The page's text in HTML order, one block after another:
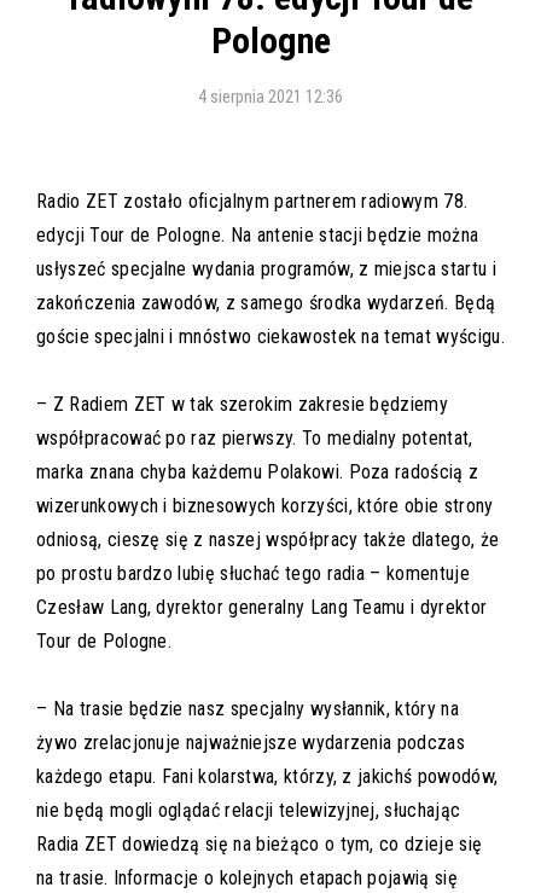
Pologne
4 sierpnia 2021 12:36
Radio ZET zostało oficjalnym partnerem radiowym 78.
edycji Tour de Pologne. Na antenie stacji będzie można
usłyszeć specjalne wydania programów, z miejsca startu i
zakończenia zawodów, z samego środka wydarzeń. Będą
goście specjalni i mnóstwo ciekawostek na temat wyścigu.
– Z Radiem ZET w tak szerokim zakresie będziemy
współpracować po raz pierwszy. To medialny potentat,
marka znana chyba każdemu Polakowi. Poza radością z
wizerunkowych i biznesowych korzyści, które obie strony
odniosą, cieszę się z naszej współpracy także dlatego, że
po prostu bardzo lubię słuchać tego radia – komentuje
Czesław Lang, dyrektor generalny Lang Teamu i dyrektor
Tour de Pologne.
– Na trasie będzie nasz specjalny wysłannik, który na
żywo zrelacjonuje najważniejsze wydarzenia podczas
każdego etapu. Fani kolarstwa, którzy, z jakichś powodów,
nie będą mogli oglądać relacji telewizyjnej, słuchając
Radia ZET dowiedzą się na bieżąco o tym, co dzieje się
na trasie. Informacje o kolejnych etapach pojawią się